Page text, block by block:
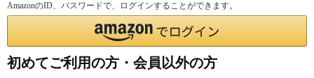
AmazonのID、パスワードで、ログインすることができます。
初めてご利用の方・会員以外の方